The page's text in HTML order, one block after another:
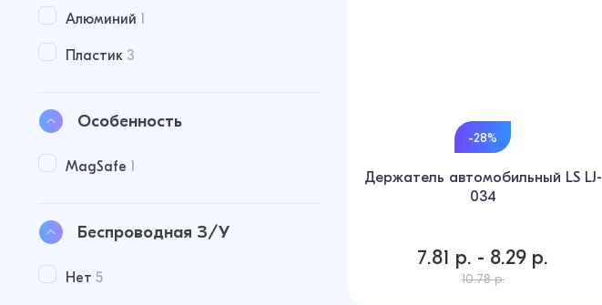
Алюминий 1
Пластик 3
Особенность
MagSafe 1
Беспроводная З/У
Нет 5
-28%
Держатель автомобильный LS LJ-
034
7.81 р. - 8.29 р.
10.78 р.